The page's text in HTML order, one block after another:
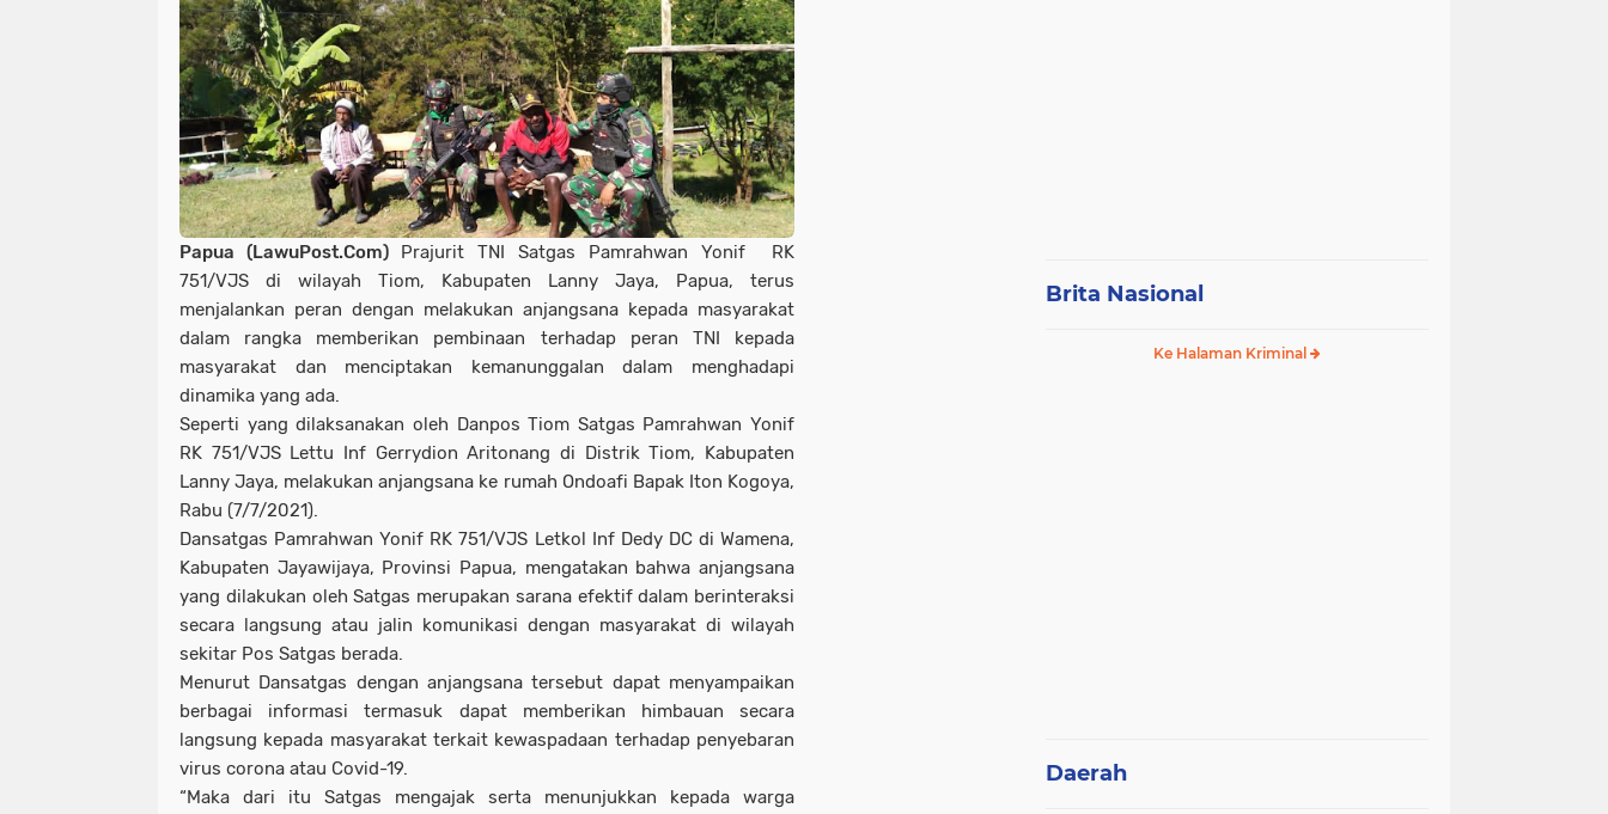
Papua (LawuPost.Com) Prajurit TNI Satgas Pamrahwan Yonif RK
751/VJS di wilayah Tiom, Kabupaten Lanny Jaya, Papua, terus
menjalankan peran dengan melakukan anjangsana kepada masyarakat
dalam rangka memberikan pembinaan terhadap peran TNI kepada
masyarakat dan menciptakan kemanunggalan dalam menghadapi
dinamika yang ada.
Seperti yang dilaksanakan oleh Danpos Tiom Satgas Pamrahwan Yonif
RK 751/VJS Lettu Inf Gerrydion Aritonang di Distrik Tiom, Kabupaten
Lanny Jaya, melakukan anjangsana ke rumah Ondoafi Bapak Iton Kogoya,
Rabu (7/7/2021).
Dansatgas Pamrahwan Yonif RK 751/VJS Letkol Inf Dedy DC di Wamena,
Kabupaten Jayawijaya, Provinsi Papua, mengatakan bahwa anjangsana
yang dilakukan oleh Satgas merupakan sarana efektif dalam berinteraksi
secara langsung atau jalin komunikasi dengan masyarakat di wilayah
sekitar Pos Satgas berada.
Menurut Dansatgas dengan anjangsana tersebut dapat menyampaikan
berbagai informasi termasuk dapat memberikan himbauan secara
langsung kepada masyarakat terkait kewaspadaan terhadap penyebaran
virus corona atau Covid-19.
“Maka dari itu Satgas mengajak serta menunjukkan kepada warga
Brita Nasional
Ke Halaman Kriminal
Daerah